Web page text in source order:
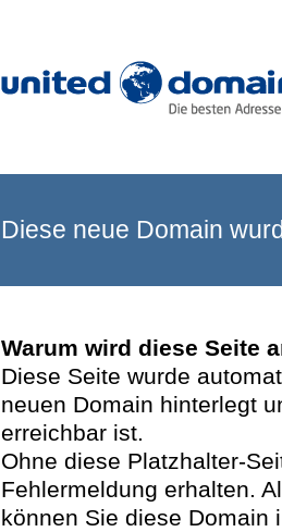
Diese neue Domain
Warum wird diese Seite
Diese Seite wurde
neuen Domain hinterlegt
erreichbar ist.
Ohne diese Platzhalter-
Fehlermeldung erhalten.
können Sie diese Domain